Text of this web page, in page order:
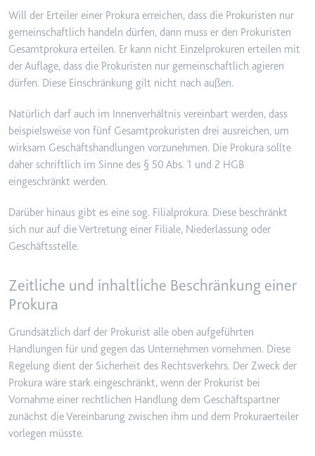
Anbieter:
youtube.com
Zweck:
Wird verwendet, um die
Interaktion der Nutzer mit
eingebetteten Inhalten zu
verfolgen.
yt-icons-last-purged
Zweck:
Notwendig für die
Implementierung und
Ablauf:
Beständig
Typ:
ytidb::LAST_RESULT_ENTRY_KEY
Anbieter:
youtube.com
Zweck:
Wird verwendet, um die
Interaktion der Nutzer mit
eingebetteten Inhalten zu
Will der Erteiler einer Prokura erreichen, dass die Prokuristen nur
gemeinschaftlich handeln dürfen, dann muss er den Prokuristen
Gesamtprokura erteilen. Er kann nicht Einzelprokuren erteilen mit
der Auflage, dass die Prokuristen nur gemeinschaftlich agieren
dürfen. Diese Einschränkung gilt nicht nach außen.
Natürlich darf auch im Innenverhältnis vereinbart werden, dass
beispielsweise von fünf Gesamtprokuristen drei ausreichen, um
wirksam Geschäftshandlungen vorzunehmen. Die Prokura sollte
daher schriftlich im Sinne des § 50 Abs. 1 und 2 HGB
eingeschränkt werden.
Darüber hinaus gibt es eine sog. Filialprokura. Diese beschränkt
sich nur auf die Vertretung einer Filiale, Niederlassung oder
Geschäftsstelle.
Zeitliche und inhaltliche Beschränkung einer
Prokura
Grundsätzlich darf der Prokurist alle oben aufgeführten
Handlungen für und gegen das Unternehmen vornehmen. Diese
Regelung dient der Sicherheit des Rechtsverkehrs. Der Zweck der
Prokura wäre stark eingeschränkt, wenn der Prokurist bei
Vornahme einer rechtlichen Handlung dem Geschäftspartner
zunächst die Vereinbarung zwischen ihm und dem Prokuraerteiler
vorlegen müsste.